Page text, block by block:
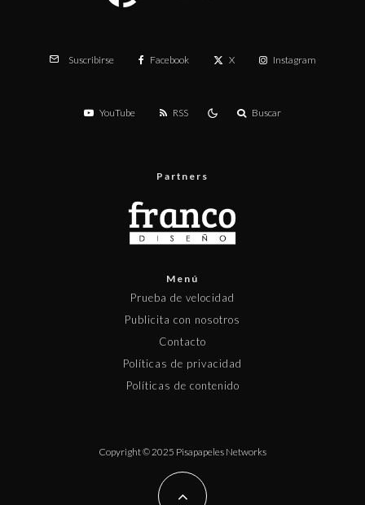
Suscribirse Facebook X Instagram
YouTube RSS Buscar
Partners
Menú
Prueba de velocidad
Publicita con nosotros
Contacto
Políticas de privacidad
Políticas de contenido
Copyright © 2025 Pisapapeles Networks